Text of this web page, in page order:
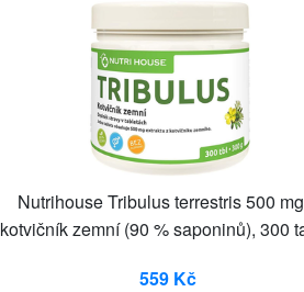
Nutrihouse Tribulus terrestris 500
kotvičník zemní (90 % saponinů), 300
559 Kč